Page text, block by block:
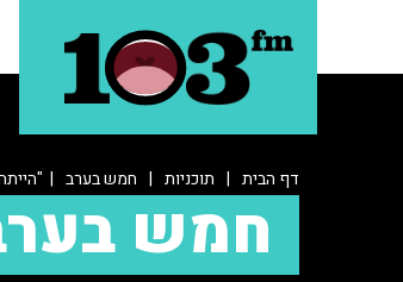
דף הבית | תוכניות | חמש בערב |
חמש